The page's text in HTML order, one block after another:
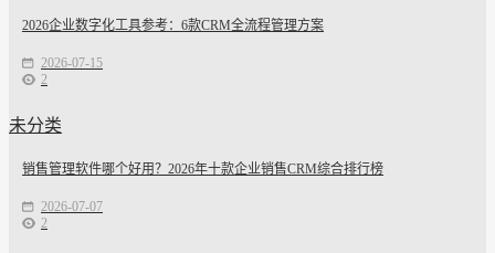
2026企业数字化工具参考：6款CRM全流程管理方案
2026-07-15
2
未分类
销售管理软件哪个好用？2026年十款企业销售CRM综合排行榜
2026-07-07
2